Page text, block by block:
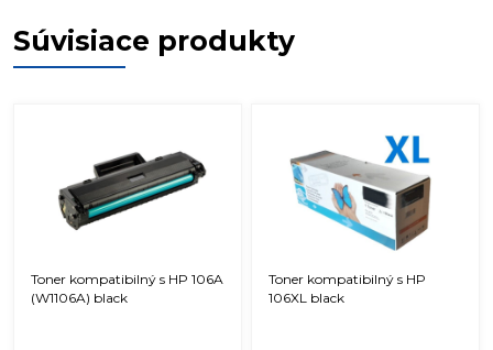
Súvisiace produkty
Toner kompatibilný s HP 106A
(W1106A) black
Toner kompatibilný s HP
106XL black